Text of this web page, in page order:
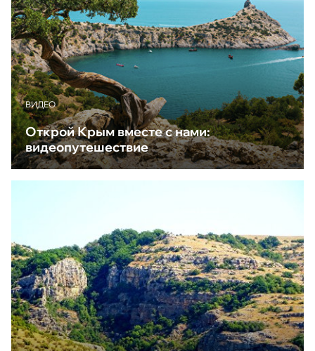
ВИДЕО
Открой Крым вместе с нами:
видеопутешествие